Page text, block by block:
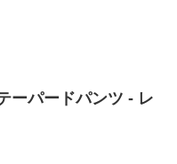
ーパードパンツ - レ